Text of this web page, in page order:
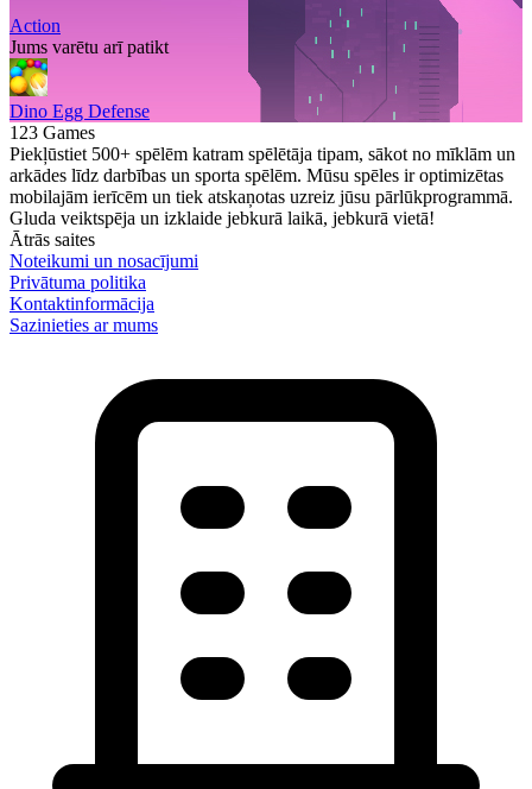
Action
Jums varētu arī patikt
Dino Egg Defense
123 Games
Piekļūstiet 500+ spēlēm katram spēlētāja tipam, sākot no mīklām un
arkādes līdz darbības un sporta spēlēm. Mūsu spēles ir optimizētas
mobilajām ierīcēm un tiek atskaņotas uzreiz jūsu pārlūkprogrammā.
Gluda veiktspēja un izklaide jebkurā laikā, jebkurā vietā!
Ātrās saites
Noteikumi un nosacījumi
Privātuma politika
Kontaktinformācija
Sazinieties ar mums